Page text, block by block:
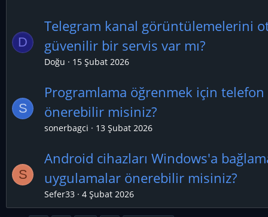
D
Telegram kanal görüntülemelerini
güvenilir bir servis var mı?
Doğu 15 Şubat 2026
S
Programlama öğrenmek için telefon
önerebilir misiniz?
sonerbagci 13 Şubat 2026
S
Android cihazları Windows'a
uygulamalar önerebilir misiniz?
Sefer33 4 Şubat 2026